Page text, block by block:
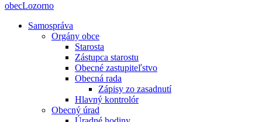
obecLozorno
Samospráva
Orgány obce
Starosta
Zástupca starostu
Obecné zastupiteľstvo
Obecná rada
Zápisy zo zasadnutí
Hlavný kontrolór
Obecný úrad